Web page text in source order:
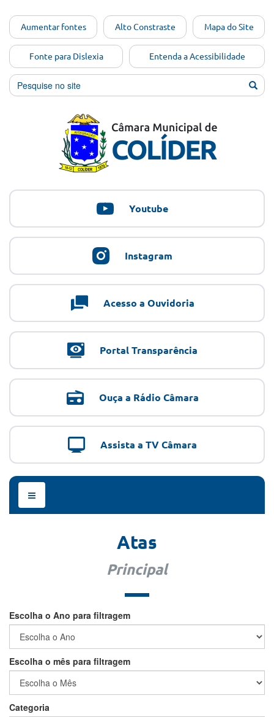
conteúdo
[Alt+1]
Ir para
o menu
[Alt+2]
[Alt+4]
Aumentar fontes Alto Constraste Mapa do Site
Fonte para Dislexia Entenda a Acessibilidade
Youtube
Instagram
Acesso a Ouvidoria
Portal Transparência
Ouça a Rádio Câmara
Assista a TV Câmara
Menu
de
Atas
Principal
Escolha o Ano para filtragem
Escolha o mês para filtragem
Categoria